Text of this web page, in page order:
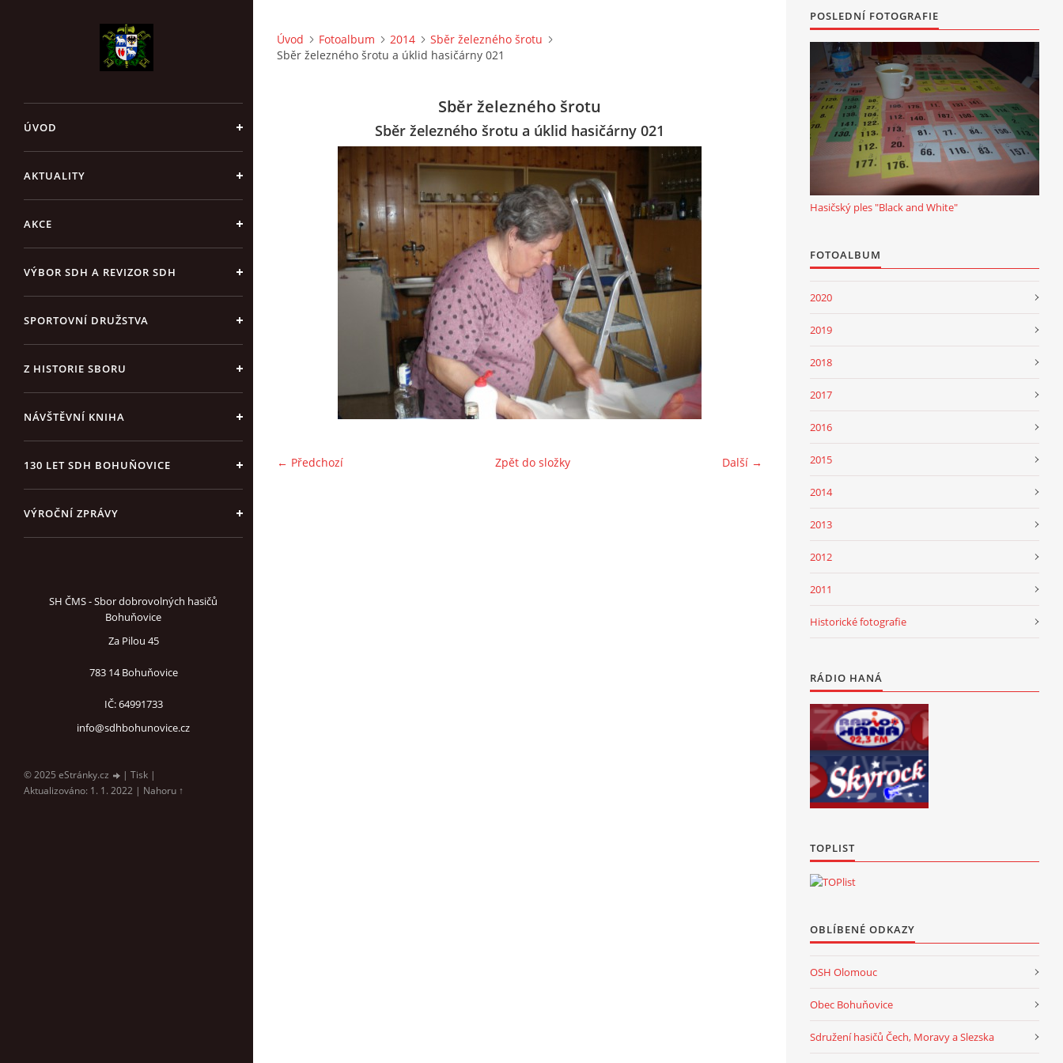
ÚVOD
AKTUALITY
AKCE
VÝBOR SDH A REVIZOR SDH
SPORTOVNÍ DRUŽSTVA
Z HISTORIE SBORU
NÁVŠTĚVNÍ KNIHA
130 LET SDH BOHUŇOVICE
VÝROČNÍ ZPRÁVY
SH ČMS - Sbor dobrovolných hasičů
Bohuňovice
Za Pilou 45
783 14 Bohuňovice
IČ: 64991733
info@sdhbohunovice.cz
© 2025 eStránky.cz | Tisk |
Aktualizováno: 1. 1. 2022 | Nahoru ↑
Úvod Fotoalbum 2014
Sběr železného šrotu
Sběr železného šrotu a úklid hasičárny 021
Sběr železného šrotu
Sběr železného šrotu a úklid hasičárny 021
← Předchozí Další →
Zpět do složky
POSLEDNÍ FOTOGRAFIE
Hasičský ples "Black and White"
FOTOALBUM
2020
2019
2018
2017
2016
2015
2014
2013
2012
2011
Historické fotografie
RÁDIO HANÁ
TOPLIST
OBLÍBENÉ ODKAZY
OSH Olomouc
Obec Bohuňovice
Sdružení hasičů Čech, Moravy a Slezska